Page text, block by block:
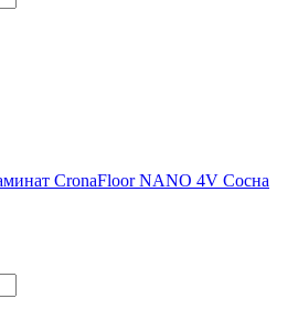
CronaFloor NANO 4V Сосна